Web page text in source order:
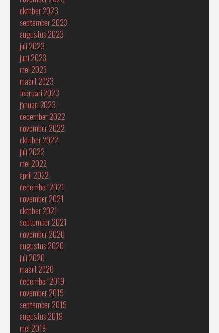
oktober 2023
september 2023
augustus 2023
juli 2023
juni 2023
mei 2023
maart 2023
februari 2023
januari 2023
december 2022
november 2022
oktober 2022
juli 2022
mei 2022
april 2022
december 2021
november 2021
oktober 2021
september 2021
november 2020
augustus 2020
juli 2020
maart 2020
december 2019
november 2019
september 2019
augustus 2019
mei 2019